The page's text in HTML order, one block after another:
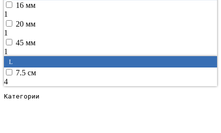
16 мм
1
20 мм
1
45 мм
1
L
7.5 см
4
Категории